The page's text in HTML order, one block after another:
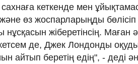
кеткенде мен
өз жоспарларыңды
нұсқасын жіберетінсің. Маған
де, Джек Лондонды
айтып беретің едің", - деді